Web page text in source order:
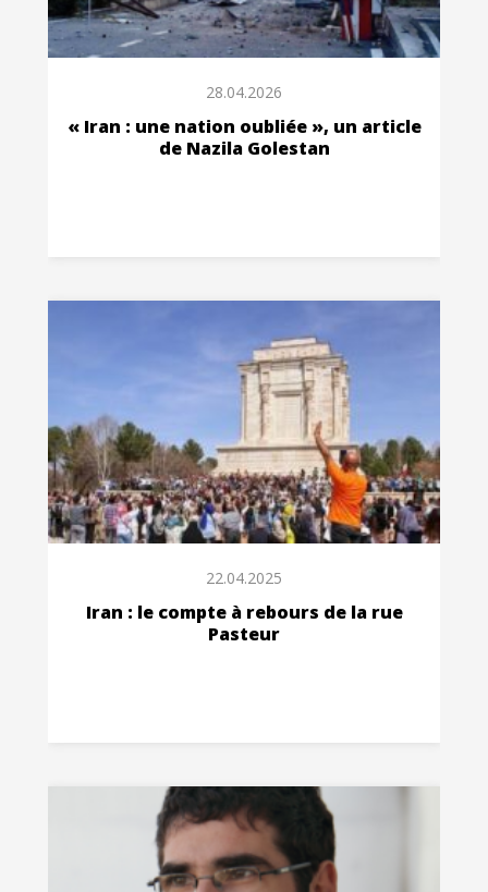
28.04.2026
« Iran : une nation oubliée », un article
de Nazila Golestan
22.04.2025
Iran : le compte à rebours de la rue
Pasteur